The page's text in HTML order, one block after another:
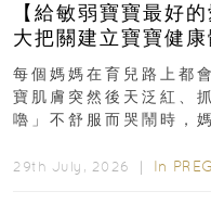
【給敏弱寶寶最好
大把關建立寶寶健
每個媽媽在育兒路上都
寶肌膚突然後天泛紅、
嚕」不舒服而哭鬧時，
29th July, 2026 ｜ In